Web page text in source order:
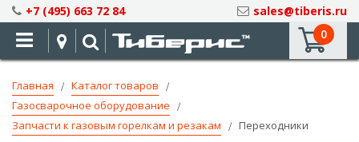
Skip
to
Content
+7 (495) 663 72 84
sales@tiberis.ru
0
Главная
Каталог товаров
Газосварочное оборудование
Запчасти к газовым горелкам и резакам
Переходники